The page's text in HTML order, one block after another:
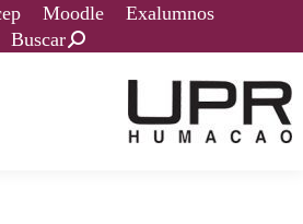
Moodle
Exalumnos
Buscar